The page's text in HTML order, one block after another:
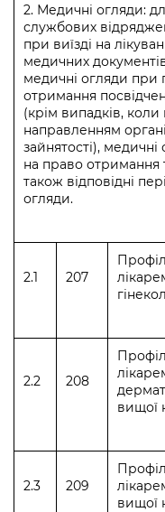
2. Медичні огляди:
службових
при виїзді на
медичних
медичні огляди при
отримання
(крім випадків,
направленням
зайнятості),
на право отримання
також відповідні
огляди.
2.1 207
2.2 208
вищої
2.3 209
вищої